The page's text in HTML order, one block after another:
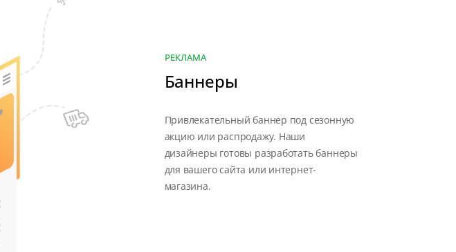
РЕКЛАМА
Баннеры
Привлекательный баннер под сезонную
акцию или распродажу. Наши
дизайнеры готовы разработать баннеры
для вашего сайта или интернет-
магазина.